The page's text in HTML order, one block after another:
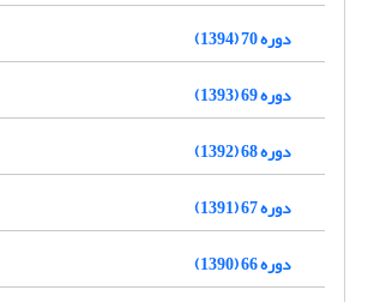
دوره 70 (1394)
دوره 69 (1393)
دوره 68 (1392)
دوره 67 (1391)
دوره 66 (1390)